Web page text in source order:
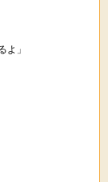
よ」